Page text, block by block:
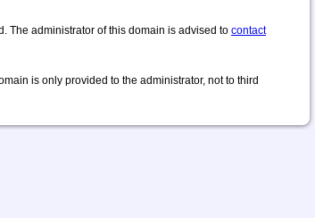
The administrator of this domain is advised to contact
is only provided to the administrator, not to third